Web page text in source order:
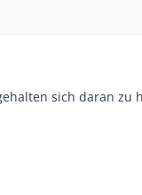
sich daran zu